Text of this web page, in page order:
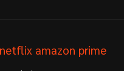
amazon prime